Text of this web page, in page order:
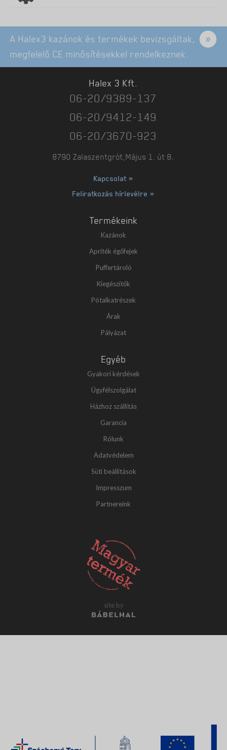
A Halex3 kazánok és termékek bevizsgáltak,
megfelelő CE minősítésekkel rendelkeznek.
Halex 3 Kft.
06-20/9389-137
06-20/9412-149
06-20/3670-923
8790 Zalaszentgrót,Május 1. út 8.
Kapcsolat »
Feliratkozás hírlevélre »
Termékeink
Kazánok
Apríték égőfejek
Puffertároló
Kiegészítők
Pótalkatrészek
Árak
Pályázat
Egyéb
Gyakori kérdések
Ügyfélszolgálat
Házhoz szállítás
Garancia
Rólunk
Adatvédelem
Süti beállítások
Impresszum
Partnereink
site by